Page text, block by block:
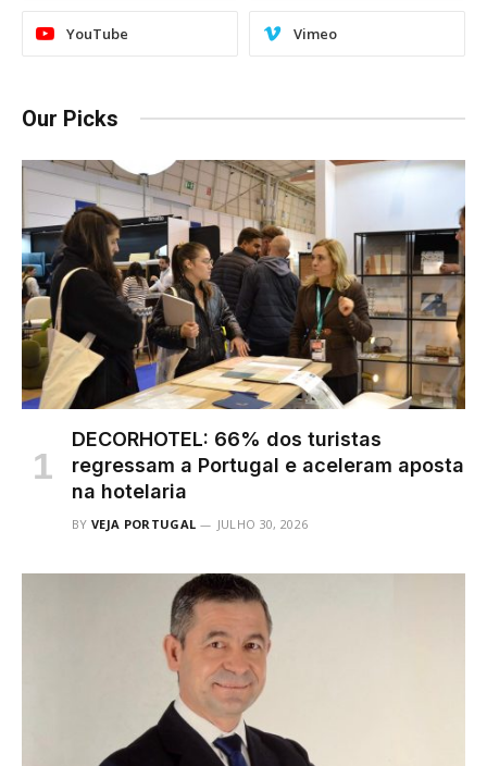
YouTube Vimeo
Our Picks
DECORHOTEL: 66% dos turistas
regressam a Portugal e aceleram aposta
na hotelaria
BY VEJA PORTUGAL JULHO 30, 2026